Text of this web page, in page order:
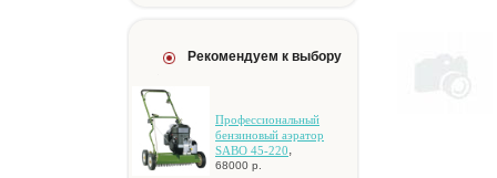
Рекомендуем к выбору
Профессиональный
бензиновый аэратор
SABO 45-220,
68000 р.